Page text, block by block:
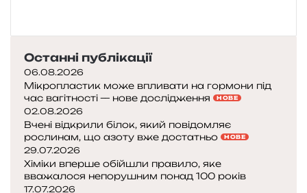
й
н
а
с
р
а
в
д
і
Останні публікації
06.08.2026
Мікропластик може впливати на гормони під
час вагітності — нове дослідження
НОВЕ
02.08.2026
Вчені відкрили білок, який повідомляє
рослинам, що азоту вже достатньо
НОВЕ
29.07.2026
Хіміки вперше обійшли правило, яке
вважалося непорушним понад 100 років
17.07.2026